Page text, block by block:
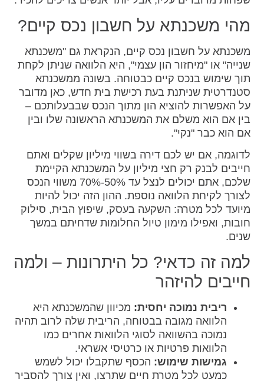
מהי משכנתא על חשבון נכס קיים?
משכנתא על חשבון נכס קיים, הנקראת גם "משכנתא
שנייה" או "מיחזור הון עצמי", היא הלוואה שניתן לקחת
תוך שימוש בנכס קיים כבטוחה. בשונה ממשכנתא
סטנדרטית שניתנת בעת רכישת בית חדש, כאן מדובר
על האפשרות להוציא הון מתוך הנכס שבבעלותכם –
בין אם הוא משלם את המשכנתא הראשונה שלו ובין
אם הוא כבר "נקי".
לדוגמה, אם יש לכם דירה בשווי מיליון שקלים ואתם
חייבים לבנק רק חצי מיליון על המשכנתא הקיימת
שלכם, אתם יכולים לנצל עד 50%-70% משווי הנכס
לצורך לקיחת הלוואה נוספת. ההון הזה יכול להיות
מיועד לכל מטרה: השקעה בעסק, שיפוץ הבית, סילוק
חובות, ואפילו מימון טיול החלומות שדחיתם במשך
שנים.
למה זה כדאי? כל היתרונות – ולמה
חייבים להיזהר
ריבית נמוכה יחסית: מכיוון שהמשכנתא היא
הלוואה מגובה בבטוחה, הריבית שלה לרוב תהיה
נמוכה בהשוואה לסוגי הלוואות אחרים כמו
הלוואות פרטיות או כרטיסי אשראי.
גמישות שימוש: הכסף שתקבלו יכול לשמש
כמעט לכל מטרת חיים שתרצו, ואין צורך להסביר